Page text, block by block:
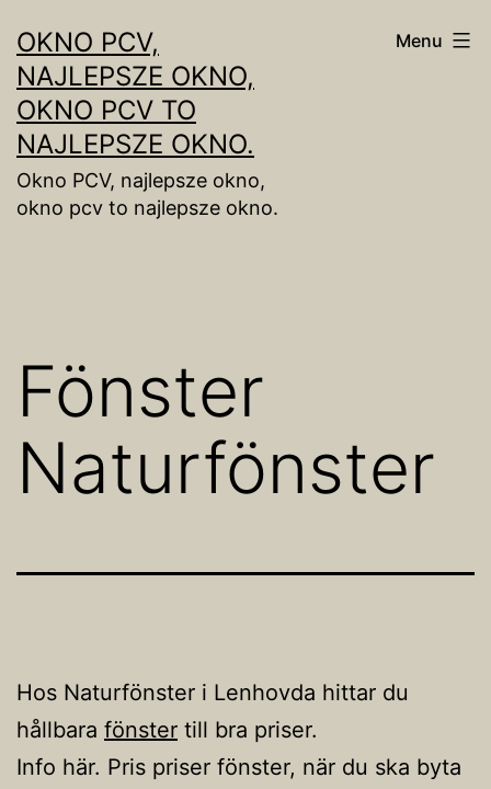
to
content
OKNO PCV,
NAJLEPSZE OKNO,
OKNO PCV TO
NAJLEPSZE OKNO.
Okno PCV, najlepsze okno,
okno pcv to najlepsze okno.
Menu
Fönster
Naturfönster
Hos Naturfönster i Lenhovda hittar du
hållbara fönster till bra priser.
Info här. Pris priser fönster, när du ska byta